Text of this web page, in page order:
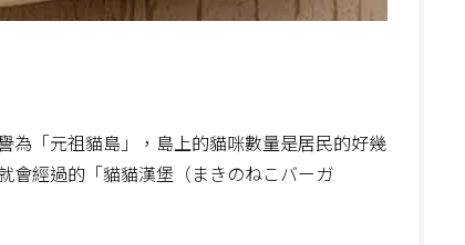
為「元祖貓島」，島上的貓咪數量是居民的好幾
會經過的「貓貓漢堡（まきのねこバーガ